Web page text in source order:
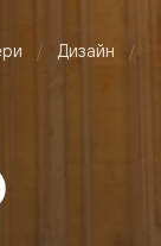
Дизайн